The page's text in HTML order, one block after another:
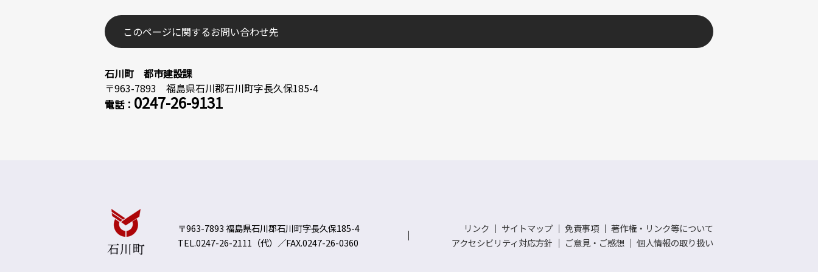
このページに関するお問い合わせ先
石川町 都市建設課
〒963-7893 福島県石川郡石川町字長久保185-4
電話： 0247-26-9131
〒963-7893 福島県石川郡石川町字長久保185-4
TEL.0247-26-2111（代）／FAX.0247-26-0360
リンク ｜ サイトマップ ｜ 免責事項 ｜ 著作権・リンク等について
アクセシビリティ対応方針 ｜ ご意見・ご感想 ｜ 個人情報の取り扱い